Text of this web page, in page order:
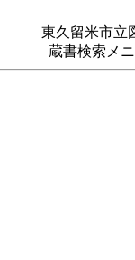
東久留米市立
蔵書検索メ